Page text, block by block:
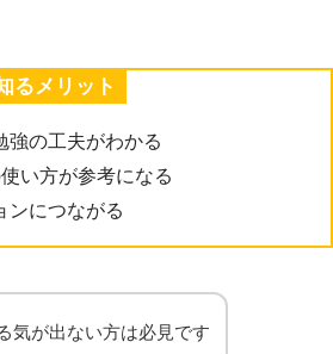
るメリット
強の工夫がわかる
い方が参考になる
ンにつながる
気が出ない方は必見です